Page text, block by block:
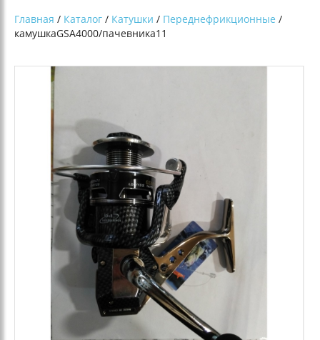
Главная / Каталог / Катушки / Переднефрикционные /
камушкаGSA4000/пачевника11